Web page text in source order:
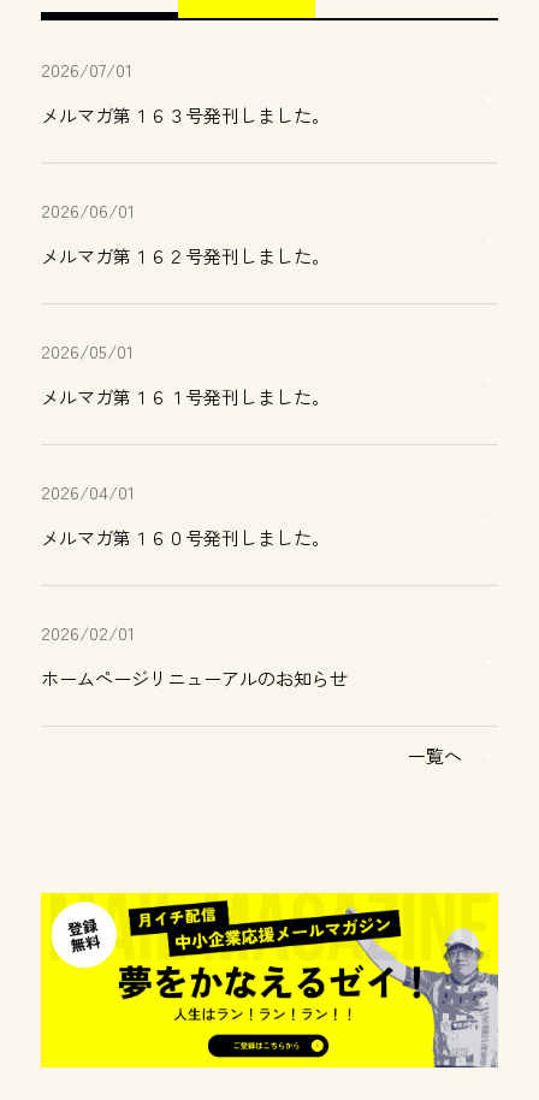
2026/07/01
メルマガ第１６３号発刊しました。
2026/06/01
メルマガ第１６２号発刊しました。
2026/05/01
メルマガ第１６１号発刊しました。
2026/04/01
メルマガ第１６０号発刊しました。
2026/02/01
ホームページリニューアルのお知らせ
一覧へ